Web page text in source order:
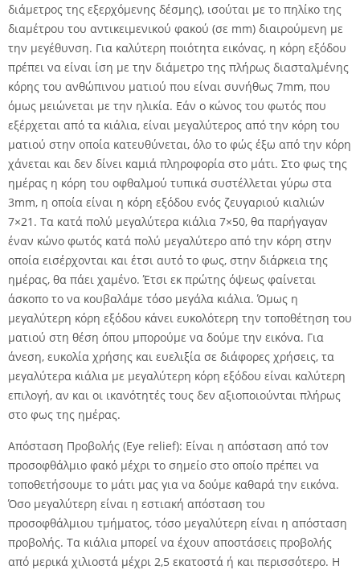
διάμετρος της εξερχόμενης δέσμης), ισούται με το πηλίκο της
διαμέτρου του αντικειμενικού φακού (σε mm) διαιρούμενη με
την μεγέθυνση. Για καλύτερη ποιότητα εικόνας, η κόρη εξόδου
πρέπει να είναι ίση με την διάμετρο της πλήρως διασταλμένης
κόρης του ανθώπινου ματιού που είναι συνήθως 7mm, που
όμως μειώνεται με την ηλικία. Εάν ο κώνος του φωτός που
εξέρχεται από τα κιάλια, είναι μεγαλύτερος από την κόρη του
ματιού στην οποία κατευθύνεται, όλο το φώς έξω από την κόρη
χάνεται και δεν δίνει καμιά πληροφορία στο μάτι. Στο φως της
ημέρας η κόρη του οφθαλμού τυπικά συστέλλεται γύρω στα
3mm, η οποία είναι η κόρη εξόδου ενός ζευγαριού κιαλιών
7×21. Τα κατά πολύ μεγαλύτερα κιάλια 7×50, θα παρήγαγαν
έναν κώνο φωτός κατά πολύ μεγαλύτερο από την κόρη στην
οποία εισέρχονται και έτσι αυτό το φως, στην διάρκεια της
ημέρας, θα πάει χαμένο. Έτσι εκ πρώτης όψεως φαίνεται
άσκοπο το να κουβαλάμε τόσο μεγάλα κιάλια. Όμως η
μεγαλύτερη κόρη εξόδου κάνει ευκολότερη την τοποθέτηση του
ματιού στη θέση όπου μπορούμε να δούμε την εικόνα. Για
άνεση, ευκολία χρήσης και ευελιξία σε διάφορες χρήσεις, τα
μεγαλύτερα κιάλια με μεγαλύτερη κόρη εξόδου είναι καλύτερη
επιλογή, αν και οι ικανότητές τους δεν αξιοποιούνται πλήρως
στο φως της ημέρας.
Απόσταση Προβολής (Eye relief): Είναι η απόσταση από τον
προσοφθάλμιο φακό μέχρι το σημείο στο οποίο πρέπει να
τοποθετήσουμε το μάτι μας για να δούμε καθαρά την εικόνα.
Όσο μεγαλύτερη είναι η εστιακή απόσταση του
προσοφθάλμιου τμήματος, τόσο μεγαλύτερη είναι η απόσταση
προβολής. Τα κιάλια μπορεί να έχουν αποστάσεις προβολής
από μερικά χιλιοστά μέχρι 2,5 εκατοστά ή και περισσότερο. Η